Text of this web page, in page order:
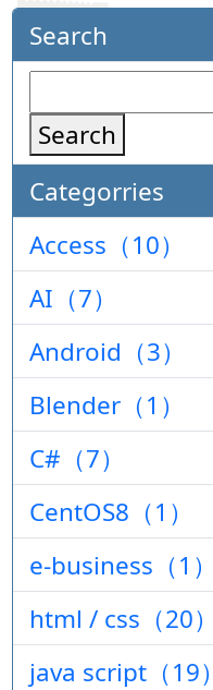
Search
Search
Categorries
Access（10）
AI（7）
Android（3）
Blender（1）
C#（7）
CentOS8（1）
e-business（1）
html / css（20）
java script（19）